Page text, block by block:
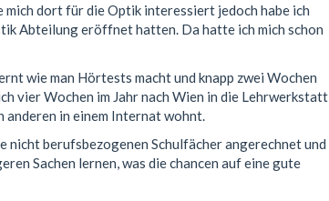
mich dort für die Optik interessiert jedoch habe ich
Abteilung eröffnet hatten. Da hatte ich mich schon
wie man Hörtests macht und knapp zwei Wochen
vier Wochen im Jahr nach Wien in die Lehrwerkstatt
anderen in einem Internat wohnt.
nicht berufsbezogenen Schulfächer angerechnet und
Sachen lernen, was die chancen auf eine gute